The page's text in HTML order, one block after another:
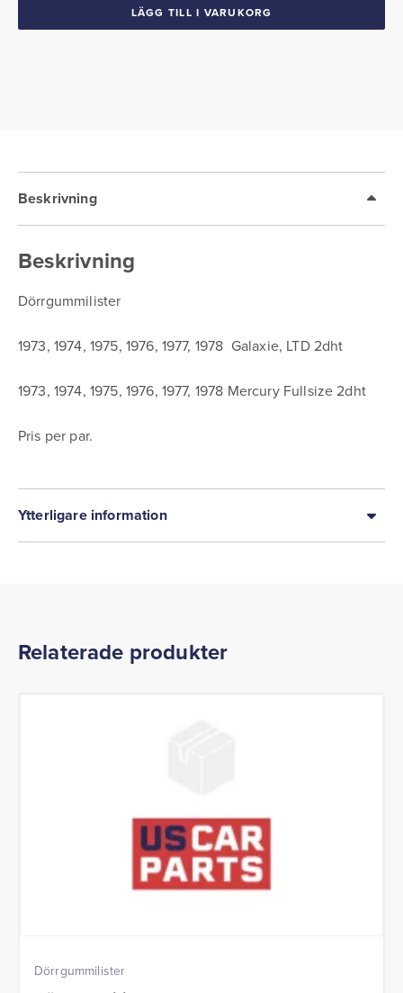
LÄGG TILL I VARUKORG
Beskrivning
Beskrivning
Dörrgummilister
1973, 1974, 1975, 1976, 1977, 1978 Galaxie, LTD 2dht
1973, 1974, 1975, 1976, 1977, 1978 Mercury Fullsize 2dht
Pris per par.
Ytterligare information
Relaterade produkter
Dörrgummilister